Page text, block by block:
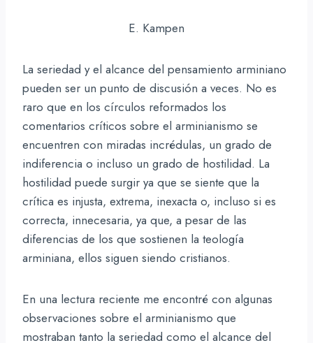
E. Kampen
La seriedad y el alcance del pensamiento arminiano
pueden ser un punto de discusión a veces. No es
raro que en los círculos reformados los
comentarios críticos sobre el arminianismo se
encuentren con miradas incrédulas, un grado de
indiferencia o incluso un grado de hostilidad. La
hostilidad puede surgir ya que se siente que la
crítica es injusta, extrema, inexacta o, incluso si es
correcta, innecesaria, ya que, a pesar de las
diferencias de los que sostienen la teología
arminiana, ellos siguen siendo cristianos.
En una lectura reciente me encontré con algunas
observaciones sobre el arminianismo que
mostraban tanto la seriedad como el alcance del